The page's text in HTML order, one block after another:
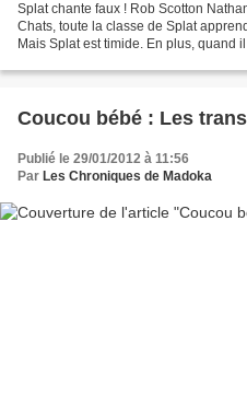
Splat chante faux ! Rob Scotton
Chats, toute la classe de Splat
Mais Splat est timide. En plus, quand
Coucou bébé : Les
Publié le 29/01/2012 à 11:56
Par Les Chroniques de Madoka